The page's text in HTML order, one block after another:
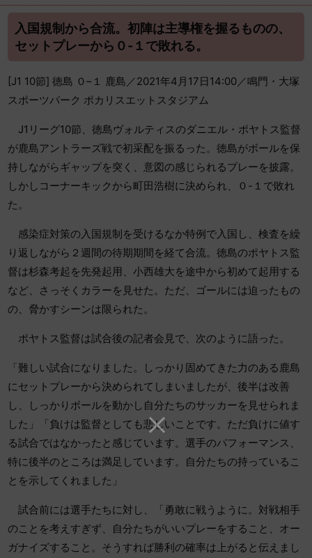
入国規制から合流。初陣は主導権を握るものの、
セットプレーから０-１で敗れる。
[J1 10節] 徳島 ０–１ 鹿島／2021年4月17日14:00／鳴門・大塚
スポーツパーク ポカリスエットスタジアム
J1リーグ10節、徳島ヴォルティスのダニエル・ポヤトス監督
が鹿島アントラーズ戦で初采配を振るった。徳島がボールを保
持しながらギャップを突く、意図の感じられるプレーを披露。
しかしコーナーキックから町田浩樹に決められ、０-１で敗れ
た。
感染症対策の入国規制を受けるなか特例で入国し、検査を繰
り返しながら２週間の待期期間を経て合流。徳島のポヤトス監
督は杉森考起を先発起用、小西雄大を途中から初めて起用する
など、さっそくカラーを見せた。ただ、ゴールには迫ったもの
の、脅かすシーンは限られた。
ポヤトス監督は試合後の記者会見で、次のように語った。
「難しい試合になりました。しっかり固めてきた力のある鹿島
にセットプレーから決められてしまいましたが、後半は改善
し、しっかりボールを動かし自分たちのサッカーを見せられま
した」「負けは監督としても悲しいことです。ただ負けに値す
る試合ではなかったと感じています。選手のパフォーマンス、
特に後半のところは満足しています。自分たちの持っているこ
とを示してくれました」
試合前には選手たちに対し、「勇敢に戦うように。対戦相手
のことを考えすぎず、自分たちがいいプレーをすること、オー
ガナイズすること。そうすれば勝利の確率は上がると伝えまし